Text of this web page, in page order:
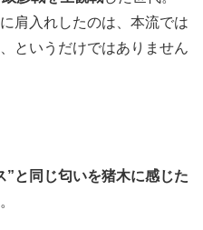
肩入れしたのは、本流では
というだけではありません
”と同じ匂いを猪木に感じた